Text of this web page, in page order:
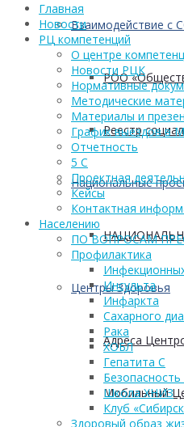
Взаимодействие с
РОО
Реестр
Национальные
Центры Здоровья
Адреса
Мобильный
Главная
Новости
РЦ компетенций
О центре
Новости РЦК
Нормативные
Методические
Материалы и
График выездов в
Отчетность
5 С
Проектная
Кейсы
Контактная
Населению
ПО ВОПРОСАМ
Профилактика
Инсульта
Инфаркта
Сахарного
Рака
ХОБЛ
Гепатита С
Школа ХНИЗ
Клуб
Здоровый образ